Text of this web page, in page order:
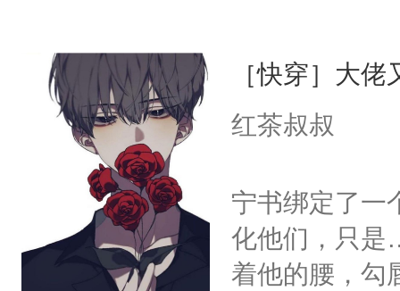
［快穿］大
红茶叔叔
宁书绑定了一
化他们，只是
着他的腰，勾